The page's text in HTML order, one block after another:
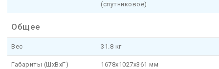
(спутниковое)
Общее
Вес 31.8 кг
Габариты (ШхВхГ) 1678x1027x361 мм